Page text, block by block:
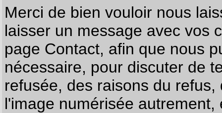
Merci de bien vouloir nous
laisser un message avec vos
page Contact, afin que nous
nécessaire, pour discuter de
refusée, des raisons du
l'image numérisée autrement,